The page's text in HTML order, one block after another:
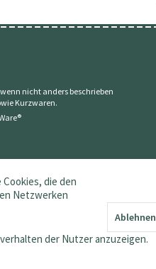
nicht anders beschrieben
Kurzwaren.
die den
Netzwerken
der Nutzer anzuzeigen.
Ablehnen